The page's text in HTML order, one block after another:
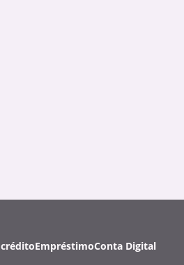
EmpréstimoConta Digital